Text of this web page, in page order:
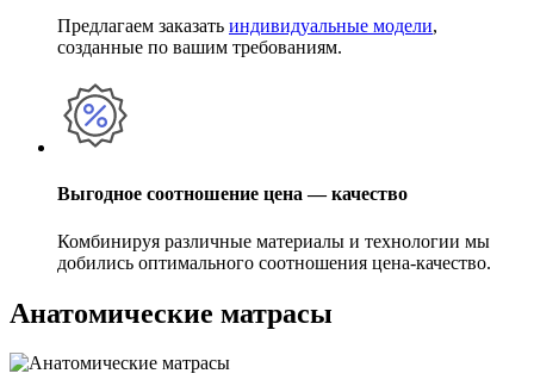
Предлагаем заказать индивидуальные модели,
созданные по вашим требованиям.
Выгодное соотношение цена — качество
Комбинируя различные материалы и технологии мы
добились оптимального соотношения цена-качество.
Анатомические матрасы